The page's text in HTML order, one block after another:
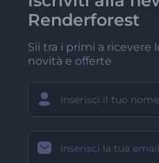
Renderforest
Sii tra i primi a ricevere
novità e offerte